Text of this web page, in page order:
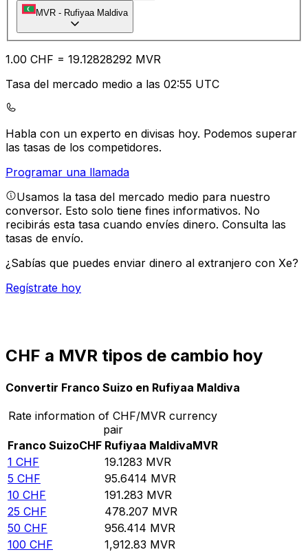
MVR - Rufiyaa Maldiva
1.00 CHF = 19.12828292 MVR
Tasa del mercado medio a las 02:55 UTC
Habla con un experto en divisas hoy. Podemos superar
las tasas de los competidores.
Programar una llamada
Usamos la tasa del mercado medio para nuestro
conversor. Esto solo tiene fines informativos. No
recibirás esta tasa cuando envíes dinero. Consulta las
tasas de envío.
¿Sabías que puedes enviar dinero al extranjero con Xe?
Regístrate hoy
CHF a MVR tipos de cambio hoy
Convertir Franco Suizo en Rufiyaa Maldiva
Rate information of CHF/MVR currency
pair
Franco SuizoCHF Rufiyaa MaldivaMVR
1 CHF 19.1283 MVR
5 CHF 95.6414 MVR
10 CHF 191.283 MVR
25 CHF 478.207 MVR
50 CHF 956.414 MVR
100 CHF 1,912.83 MVR